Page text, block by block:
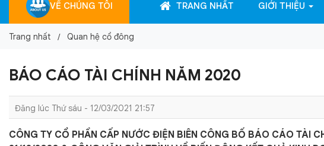
VỀ CHÚNG TÔI TRANG NHẤT GIỚI THIỆU
Trang nhất Quan hệ cổ đông
BÁO CÁO TÀI CHÍNH NĂM 2020
Đăng lúc Thứ sáu - 12/03/2021 21:57
CÔNG TY CỔ PHẦN CẤP NƯỚC ĐIỆN BIÊN CÔNG BỐ BÁO CÁO TÀI